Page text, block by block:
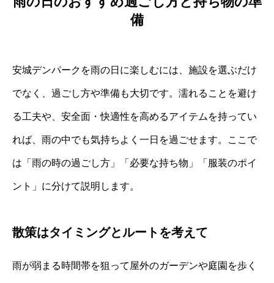
備
安城デンパークを雨の日に楽しむには、施設を選ぶだけ
でなく、過ごし方や準備も大切です。濡れることを避け
る工夫や、安全面・快適性を高めるアイテムを持ってい
れば、雨の中でも気持ちよく一日を過ごせます。ここで
は「雨の時の過ごし方」「必要な持ち物」「服装のポイ
ント」に分けて説明します。
散策はタイミングとルートを考えて
雨が弱まる時間帯を狙って屋外のガーデンや庭園を歩く